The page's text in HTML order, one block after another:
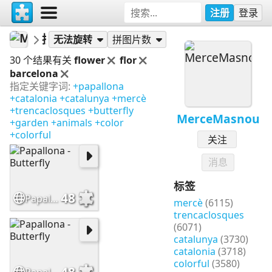
注册 登录
MerceMasnou
关注
消息
标签
mercè(6115)
trencaclosques
(6071)
catalunya (3730)
catalonia (3718)
colorful (3580)
MerceMasnou
拼图
无法旋转
拼图片数
30 个结果有关 flower
flor
barcelona
指定关键字词: +papallona
+catalonia +catalunya +mercè
+trencaclosques +butterfly
+garden +animals +color
+colorful
Papallona - Butterfly48